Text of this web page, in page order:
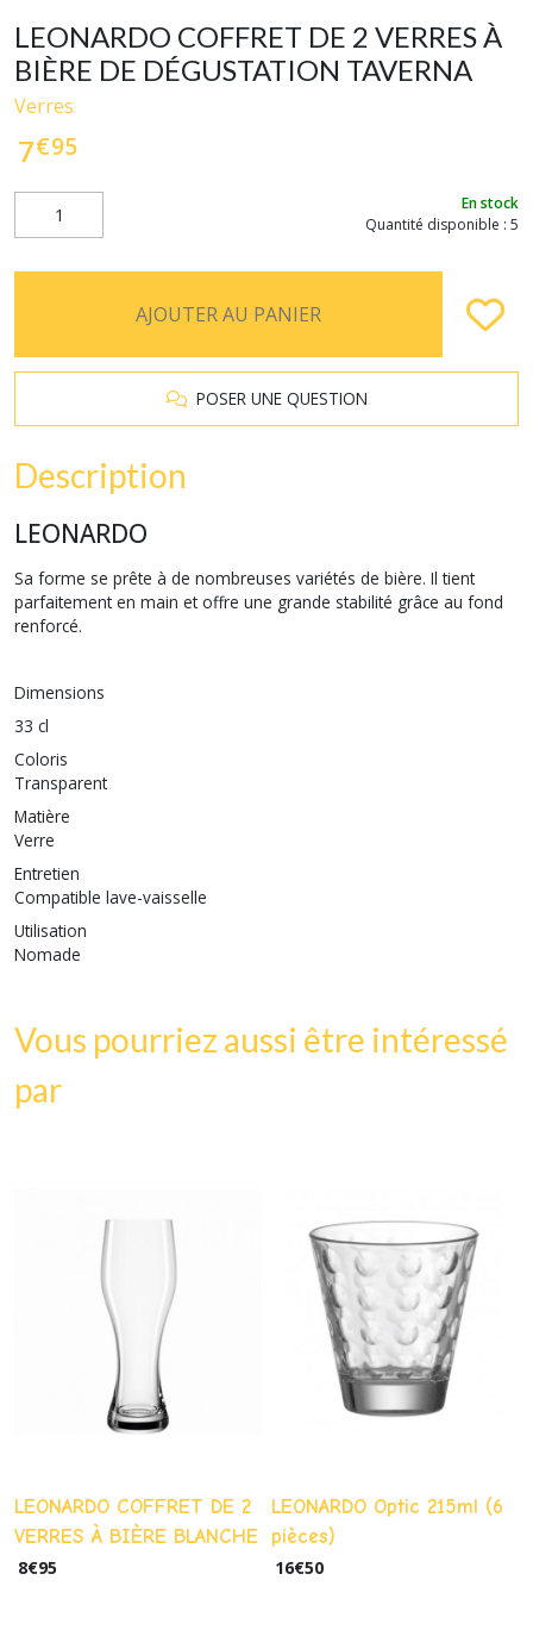
LEONARDO COFFRET DE 2 VERRES À
BIÈRE DE DÉGUSTATION TAVERNA
Verres
7€95
En stock
Quantité disponible : 5
AJOUTER AU PANIER
POSER UNE QUESTION
Description
LEONARDO
Sa forme se prête à de nombreuses variétés de bière. Il tient
parfaitement en main et offre une grande stabilité grâce au fond
renforcé.
Dimensions
33 cl
Coloris
Transparent
Matière
Verre
Entretien
Compatible lave-vaisselle
Utilisation
Nomade
Vous pourriez aussi être intéressé
par
LEONARDO COFFRET DE 2
VERRES À BIÈRE BLANCHE
TAVERNA
8€95
LEONARDO Optic 215ml (6
pièces)
16€50